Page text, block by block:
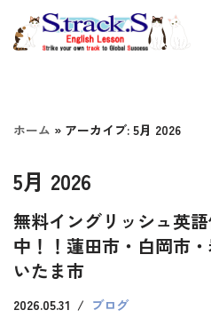
コ
ン
へ
ス
キ
ッ
プ
ホーム » アーカイブ: 5月 2026
5月 2026
無料イングリッシュ英
中！！蓮田市・白岡市
いたま市
2026.05.31 ブログ